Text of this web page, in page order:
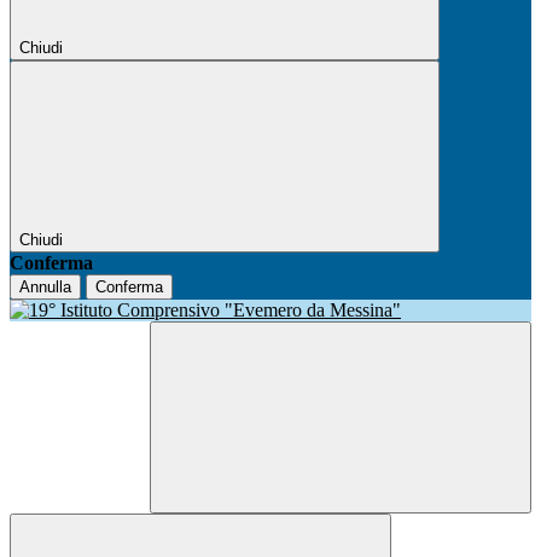
Chiudi
Chiudi
Conferma
Annulla Conferma